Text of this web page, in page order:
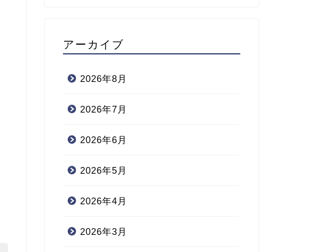
アーカイブ
2026年8月
2026年7月
2026年6月
2026年5月
2026年4月
2026年3月